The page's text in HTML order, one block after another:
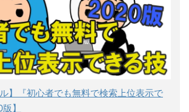
ル】『初心者でも無料で検索上位表示で
】